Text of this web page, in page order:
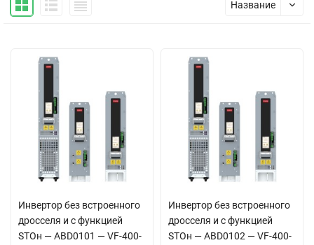
Точность скорости SVC управление:
5%
от номин.
скорости (
асинхронный
электродвигатель)
0,2%от номин.
синхронный
электродвигатель)
Название
Инвертор без встроенного
дросселя и с функцией
STOн — ABD0101 — VF-400-
Инвертор без встроенного
дросселя и с функцией
STOн — ABD0102 — VF-400-